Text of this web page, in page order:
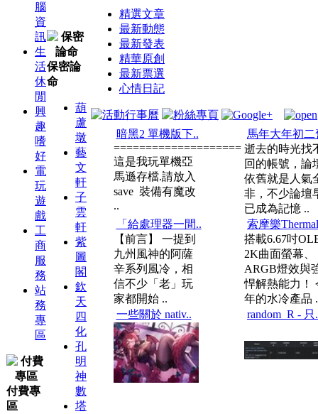
腦
資
訊
生
活
休
閒
興
趣
嗜
好
電
玩
遊
戲
工
商
服
務
站
務
專
區
付費專
區
保密論
命
葫
蘆
墩
藝
文
軒
子
雲
軒
紫
圖
閣
欽
天
四
化
孔
明
神
數
塔
精選文章
最新動態
最新發表
精華原創
最新票選
心情日記
暗黑2 單機版下..
====================
這是我玩單機亞
馬遜存檔.請放入
save 裝備有魔改
..
馬年大年初二
逝去的時光找
回的帳號，論
依舊就是人氣
非，不少論壇
已成為記憶 ..
「給處理器一間..
【前言】 一提到
九州風神的阿薩
辛系列風冷，相
信不少「老」玩
家都開始 ..
索摩樂
搭載6.67吋
2K曲面螢幕、
ARGB燈效與
悍解熱能力！
年的水冷產品
一些關於 nativ..
random_R - 只